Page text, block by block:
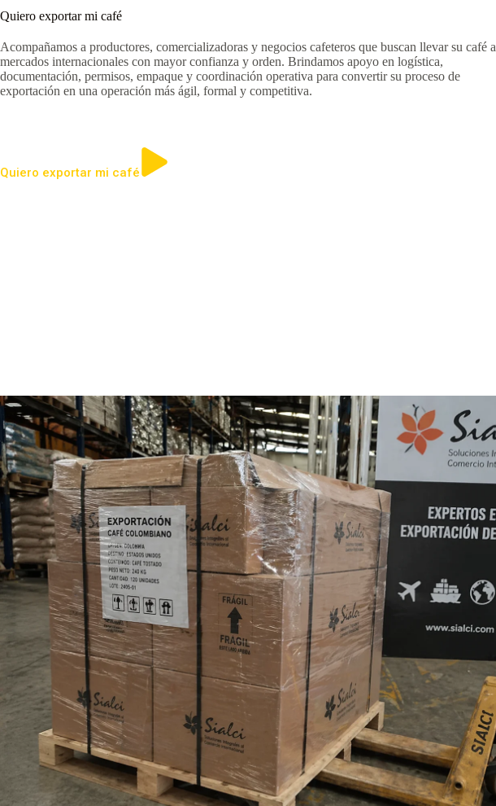
Quiero exportar mi café
Acompañamos a productores, comercializadoras y negocios cafeteros que buscan llevar su café a
mercados internacionales con mayor confianza y orden. Brindamos apoyo en logística,
documentación, permisos, empaque y coordinación operativa para convertir su proceso de
exportación en una operación más ágil, formal y competitiva.
Quiero exportar mi café